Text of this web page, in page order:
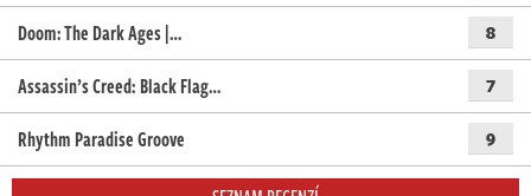
Doom: The Dark Ages |… 8
Assassin’s Creed: Black Flag… 7
Rhythm Paradise Groove 9